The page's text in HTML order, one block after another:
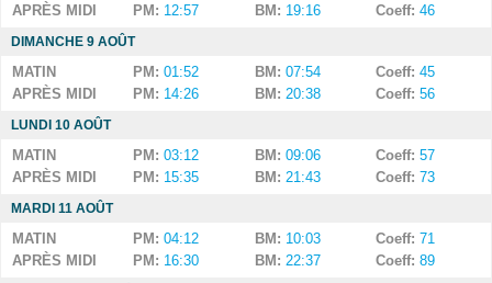
APRÈS MIDI
PM: 12:57 BM: 19:16 Coeff: 46
DIMANCHE 9 AOÛT
MATIN PM: 01:52 BM: 07:54 Coeff: 45
APRÈS MIDI
PM: 14:26 BM: 20:38 Coeff: 56
LUNDI 10 AOÛT
MATIN PM: 03:12 BM: 09:06 Coeff: 57
APRÈS MIDI
PM: 15:35 BM: 21:43 Coeff: 73
MARDI 11 AOÛT
MATIN PM: 04:12 BM: 10:03 Coeff: 71
APRÈS MIDI
PM: 16:30 BM: 22:37 Coeff: 89